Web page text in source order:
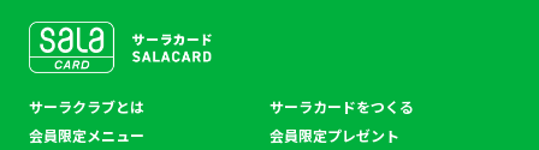
ブ
サーラクラブとは
サーラカードをつくる
会員限定メニュー
会員限定プレゼント